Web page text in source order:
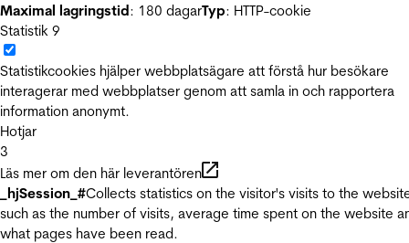
Maximal lagringstid: 180 dagarTyp: HTTP-cookie
Statistik 9
Statistikcookies hjälper webbplatsägare att förstå hur besökare
interagerar med webbplatser genom att samla in och rapportera
information anonymt.
Hotjar
3
Läs mer om den här leverantören
_hjSession_#Collects statistics on the visitor's visits to the
such as the number of visits, average time spent on the website
what pages have been read.